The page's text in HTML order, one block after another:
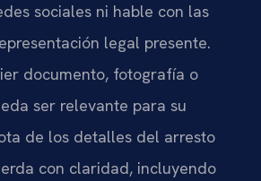
sociales ni hable con las
legal presente.
documento, fotografía o
ser relevante para su
de los detalles del arresto
con claridad, incluyendo